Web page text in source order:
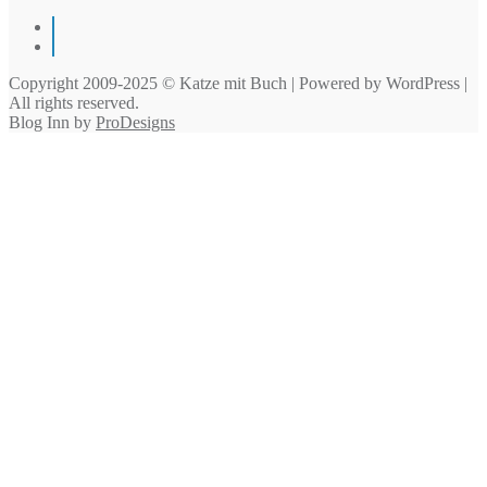
Copyright 2009-2025 © Katze mit Buch | Powered by WordPress |
All rights reserved.
Blog Inn by ProDesigns